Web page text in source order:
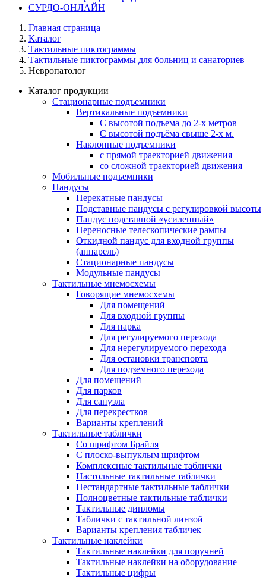
СУРДО-ОНЛАЙН
Главная страница
Каталог
Тактильные пиктограммы
Тактильные пиктограммы для больниц и санаториев
Невропатолог
Каталог продукции
Стационарные подъемники
Вертикальные подъемники
С высотой подъема до 2-х метров
С высотой подъёма свыше 2-х м.
Наклонные подъемники
с прямой траекторией движения
со сложной траекторией движения
Мобильные подъемники
Пандусы
Перекатные пандусы
Подставные пандусы с регулировкой выcоты
Пандус подставной «усиленный»
Переносные телескопические рампы
Откидной пандус для входной группы
(аппарель)
Стационарные пандусы
Модульные пандусы
Тактильные мнемосхемы
Говорящие мнемосхемы
Для помещений
Для входной группы
Для парка
Для регулируемого перехода
Для нерегулируемого перехода
Для остановки транспорта
Для подземного перехода
Для помещений
Для парков
Для санузла
Для перекрестков
Варианты креплений
Тактильные таблички
Со шрифтом Брайля
С плоско-выпуклым шрифтом
Комплексные тактильные таблички
Настольные тактильные таблички
Нестандартные тактильные таблички
Полноцветные тактильные таблички
Тактильные дипломы
Таблички с тактильной линзой
Варианты крепления табличек
Тактильные наклейки
Тактильные наклейки для поручней
Тактильные наклейки на оборудование
Тактильные цифры